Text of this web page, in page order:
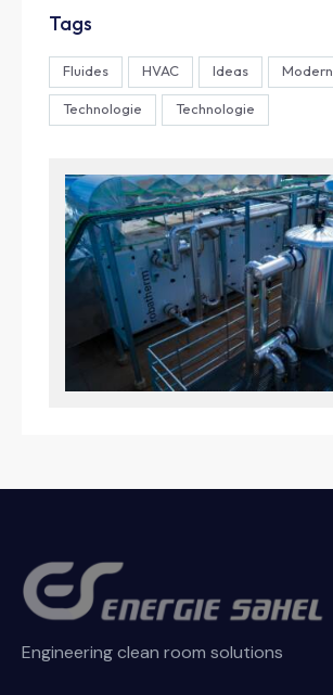
Tags
Fluides HVAC Ideas Modern
Technologie Technologie
Engineering clean room solutions